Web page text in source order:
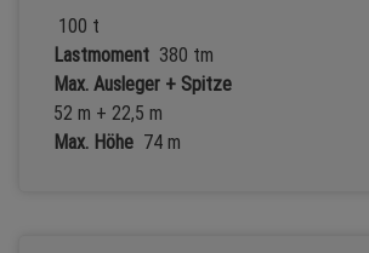
100 t
Lastmoment 380 tm
Max. Ausleger + Spitze
52 m + 22,5 m
Max. Höhe 74 m